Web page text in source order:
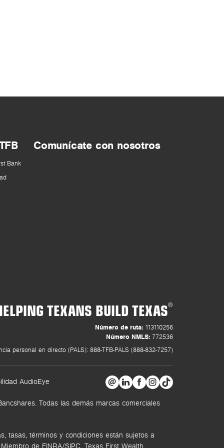
Bank
Comunícate con nosotros
TEXANS BUILD TEXAS®
Número de ruta: 113110256
Número NMLS: 772536
personal en directo (PALS): 888-TFB-PALS (888-832-7257)
AudioEye
Todas las demás marcas comerciales
tasas, términos y condiciones están sujetos a
de FINRA/SIPC. Texas First Wealth